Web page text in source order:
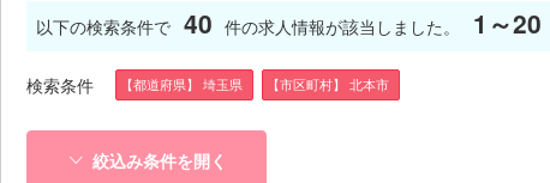
以下の検索条件で 40 件の求人情報が該当しました。 1～20
検索条件 【都道府県】 埼玉県 【市区町村】 北本市
絞込み条件を開く